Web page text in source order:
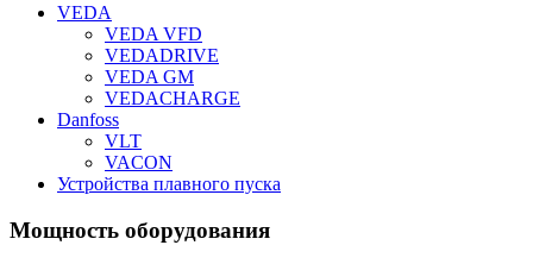
VEDA
VEDA VFD
VEDADRIVE
VEDA GM
VEDACHARGE
Danfoss
VLT
VACON
Устройства плавного пуска
Мощность оборудования